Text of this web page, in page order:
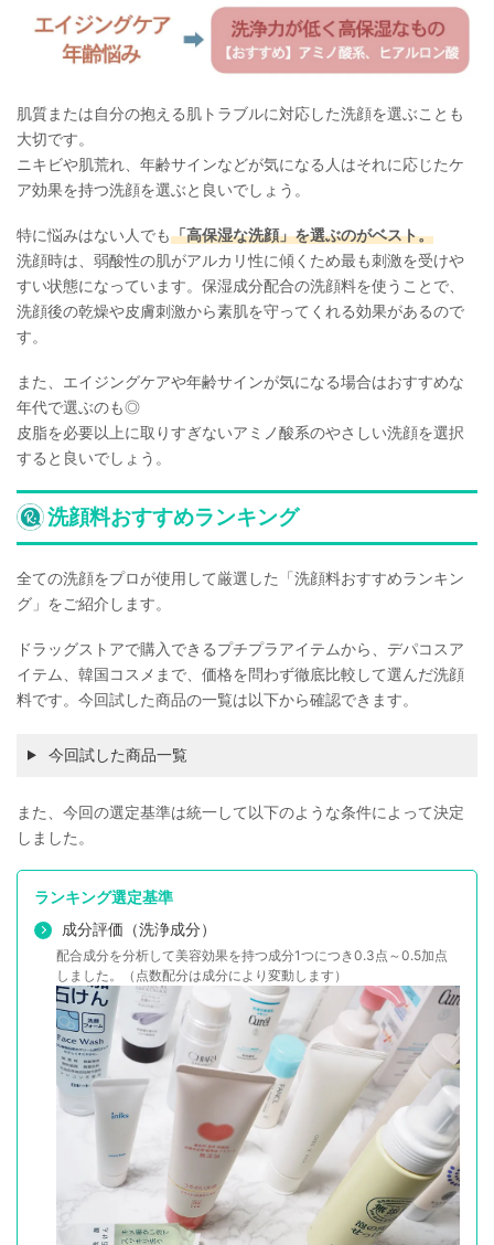
肌質または自分の抱える肌トラブルに対応した洗顔を選ぶことも
大切です。
ニキビや肌荒れ、年齢サインなどが気になる人はそれに応じたケ
ア効果を持つ洗顔を選ぶと良いでしょう。
特に悩みはない人でも「高保湿な洗顔」を選ぶのがベスト。
洗顔時は、弱酸性の肌がアルカリ性に傾くため最も刺激を受けや
すい状態になっています。保湿成分配合の洗顔料を使うことで、
洗顔後の乾燥や皮膚刺激から素肌を守ってくれる効果があるので
す。
また、エイジングケアや年齢サインが気になる場合はおすすめな
年代で選ぶのも◎
皮脂を必要以上に取りすぎないアミノ酸系のやさしい洗顔を選択
すると良いでしょう。
洗顔料おすすめランキング
全ての洗顔をプロが使用して厳選した「洗顔料おすすめランキン
グ」をご紹介します。
ドラッグストアで購入できるプチプラアイテムから、デパコスア
イテム、韓国コスメまで、価格を問わず徹底比較して選んだ洗顔
料です。今回試した商品の一覧は以下から確認できます。
今回試した商品一覧
また、今回の選定基準は統一して以下のような条件によって決定
しました。
ランキング選定基準
成分評価（洗浄成分）
配合成分を分析して美容効果を持つ成分1つにつき0.3点～0.5加点
しました。（点数配分は成分により変動します）